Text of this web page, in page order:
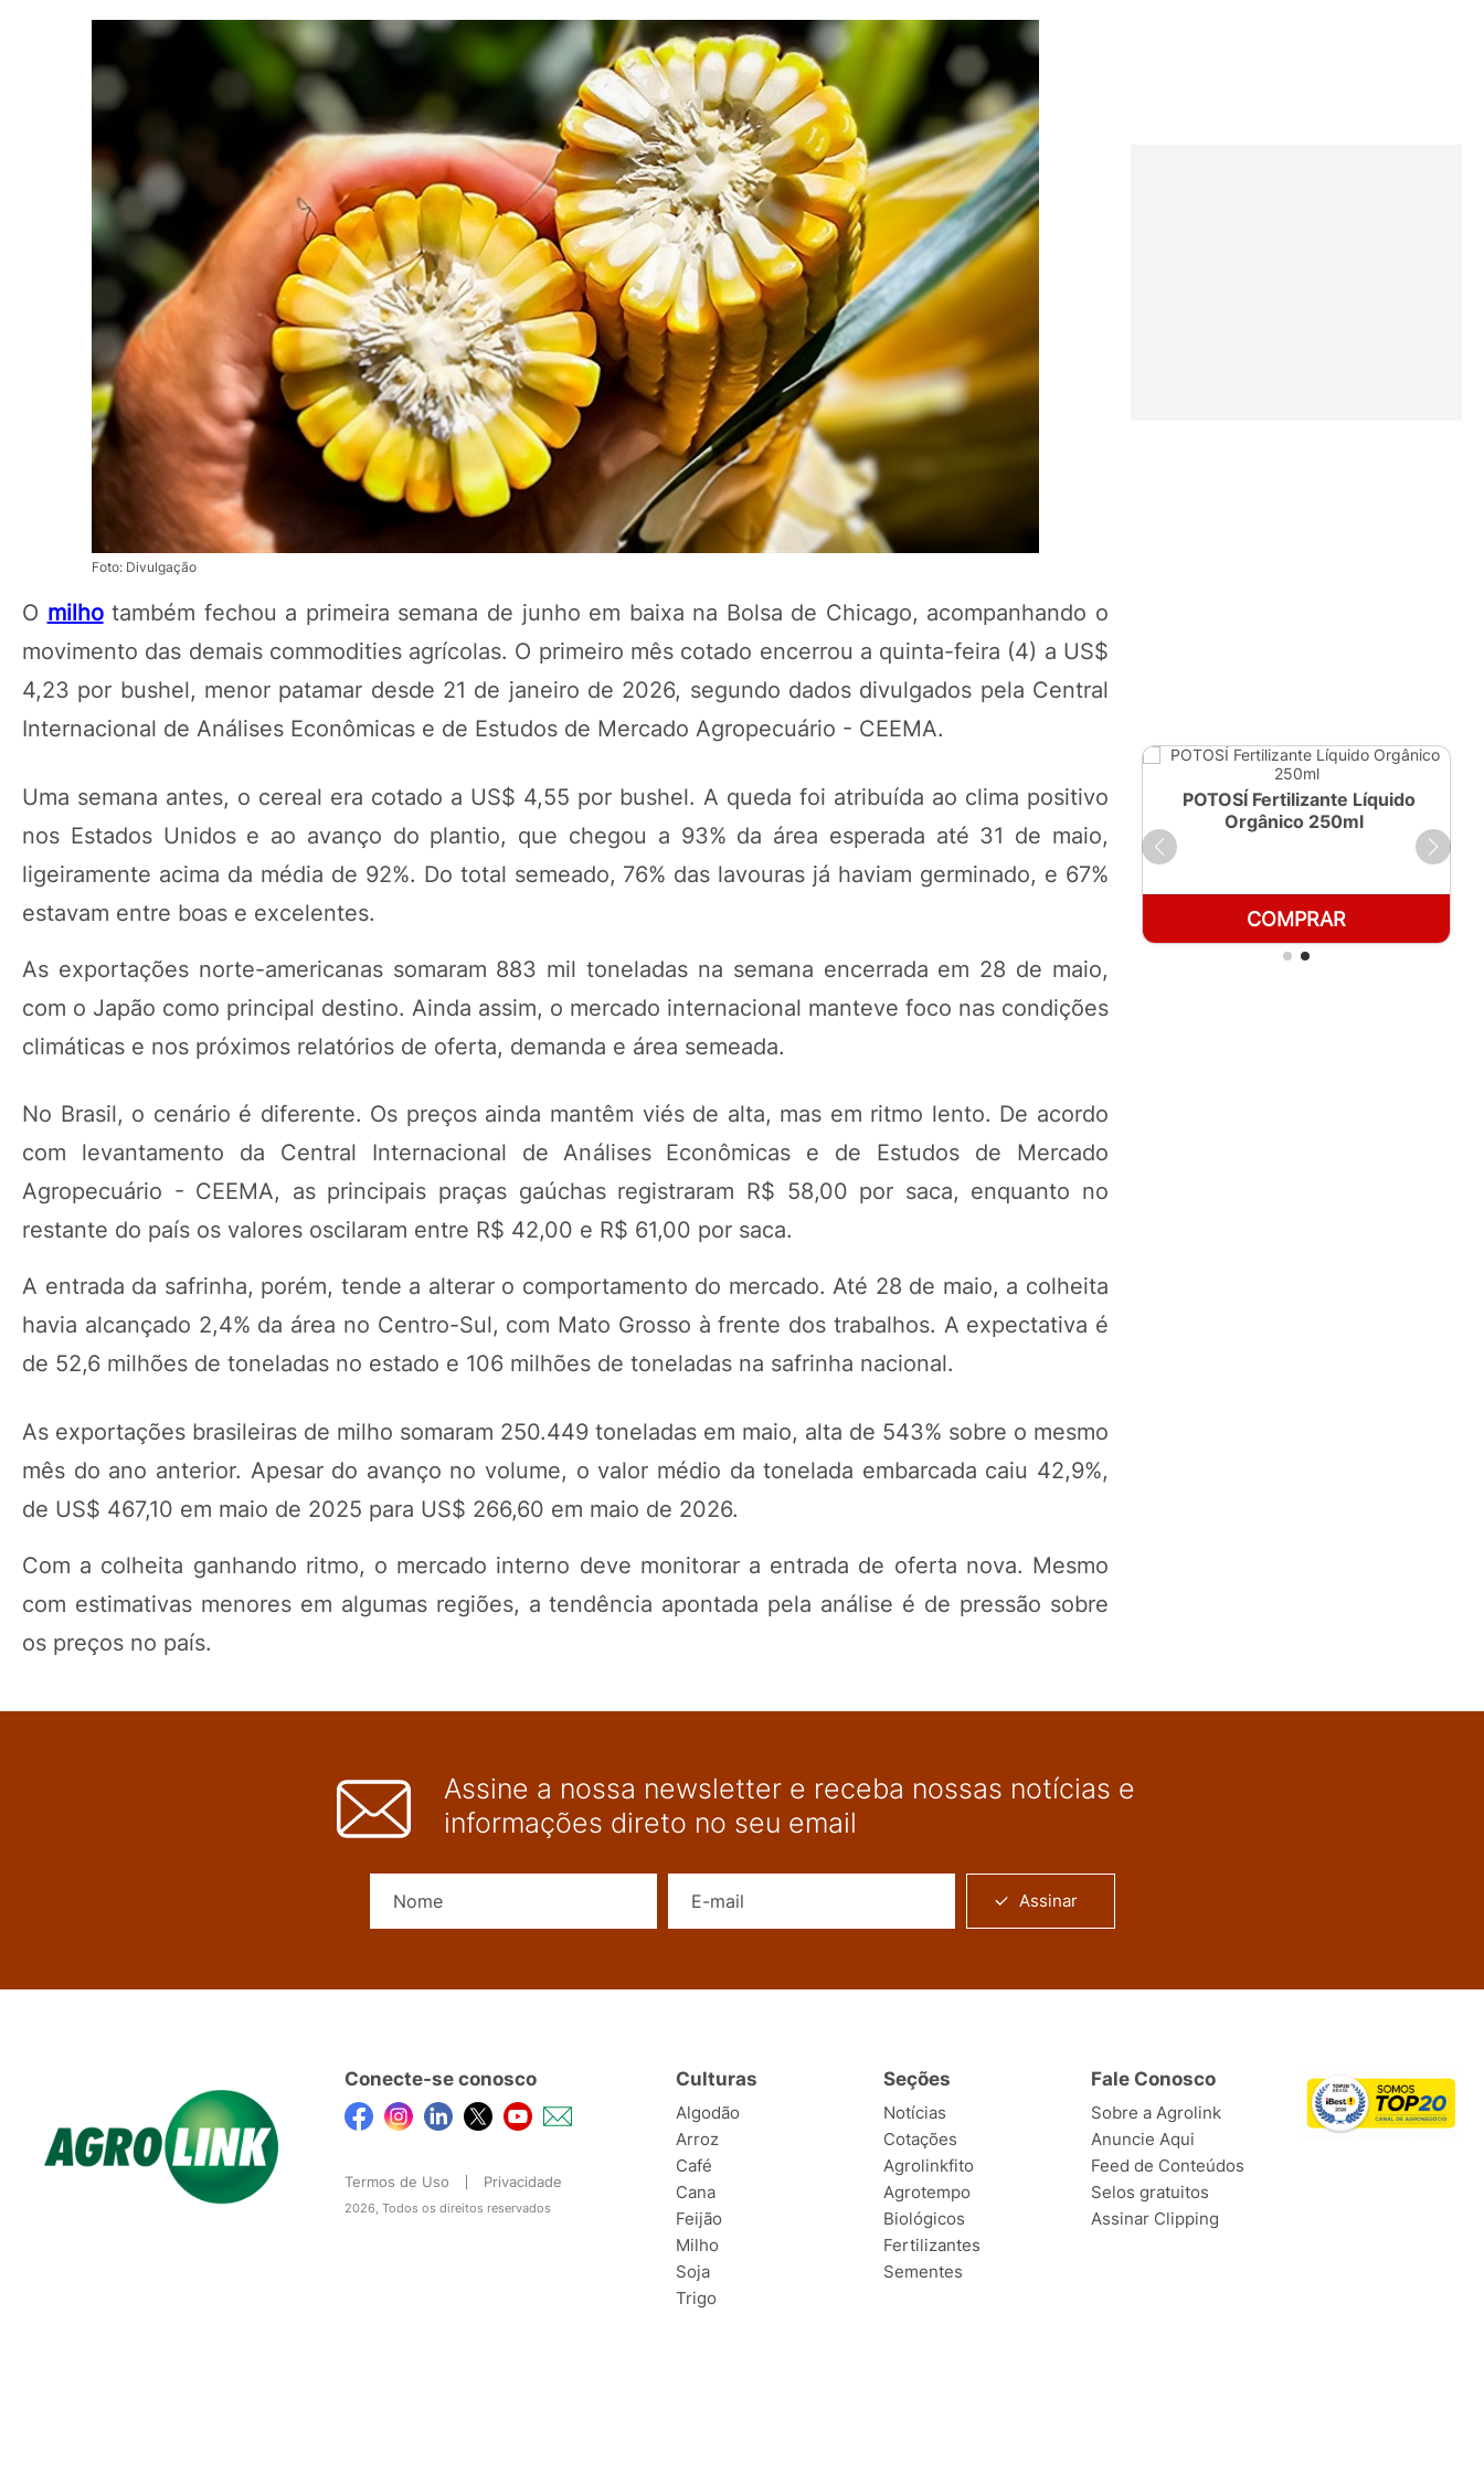
Foto: Divulgação
O milhotambém fechou a primeira semana de junho em baixa na Bolsa de Chicago, acompanhando o
movimento das demais commodities agrícolas. O primeiro mês cotado encerrou a quinta-feira (4) a US$
4,23 por bushel, menor patamar desde 21 de janeiro de 2026, segundo dados divulgados pela Central
Internacional de Análises Econômicas e de Estudos de Mercado Agropecuário - CEEMA.
Uma semana antes, o cereal era cotado a US$ 4,55 por bushel. A queda foi atribuída ao clima positivo
nos Estados Unidos e ao avanço do plantio, que chegou a 93% da área esperada até 31 de maio,
ligeiramente acima da média de 92%. Do total semeado, 76% das lavouras já haviam germinado, e 67%
estavam entre boas e excelentes.
As exportações norte-americanas somaram 883 mil toneladas na semana encerrada em 28 de maio,
com o Japão como principal destino. Ainda assim, o mercado internacional manteve foco nas condições
climáticas e nos próximos relatórios de oferta, demanda e área semeada.
No Brasil, o cenário é diferente. Os preços ainda mantêm viés de alta, mas em ritmo lento. De acordo
com levantamento da Central Internacional de Análises Econômicas e de Estudos de Mercado
Agropecuário - CEEMA, as principais praças gaúchas registraram R$ 58,00 por saca, enquanto no
restante do país os valores oscilaram entre R$ 42,00 e R$ 61,00 por saca.
A entrada da safrinha, porém, tende a alterar o comportamento do mercado. Até 28 de maio, a colheita
havia alcançado 2,4% da área no Centro-Sul, com Mato Grosso à frente dos trabalhos. A expectativa é
de 52,6 milhões de toneladas no estado e 106 milhões de toneladas na safrinha nacional.
As exportações brasileiras de milho somaram 250.449 toneladas em maio, alta de 543% sobre o mesmo
mês do ano anterior. Apesar do avanço no volume, o valor médio da tonelada embarcada caiu 42,9%,
de US$ 467,10 em maio de 2025 para US$ 266,60 em maio de 2026.
Com a colheita ganhando ritmo, o mercado interno deve monitorar a entrada de oferta nova. Mesmo
com estimativas menores em algumas regiões, a tendência apontada pela análise é de pressão sobre
os preços no país.
POTOSÍ Fertilizante Líquido
Orgânico 1 LT
POTOSÍ Fertilizante Líquido
Orgânico 250ml
COMPRAR
Assine a nossa newsletter e receba nossas notícias e
informações direto no seu email
Assinar
Conecte-se conosco
Termos de Uso Privacidade
2026, Todos os direitos reservados
Culturas
Algodão
Arroz
Café
Cana
Feijão
Milho
Soja
Trigo
Seções
Notícias
Cotações
Agrolinkfito
Agrotempo
Biológicos
Fertilizantes
Sementes
Fale Conosco
Sobre a Agrolink
Anuncie Aqui
Feed de Conteúdos
Selos gratuitos
Assinar Clipping